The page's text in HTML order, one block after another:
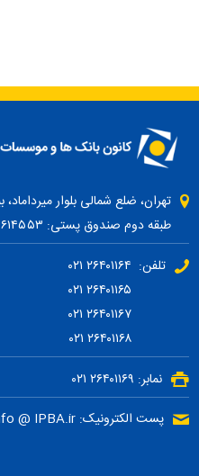
طبقه دوم صندوق پستی: ۱۹۱۹۶۱۴۵۵۳
تلفن: ۲۶۴۰۱۱۶۴ ۰۲۱
۲۶۴۰۱۱۶۷ ۰۲۱
۲۶۴۰۱۱۶۸ ۰۲۱
نمابر: ۲۶۴۰۱۱۶۹ ۰۲۱
پست الکترونیک: info @ IPBA.ir